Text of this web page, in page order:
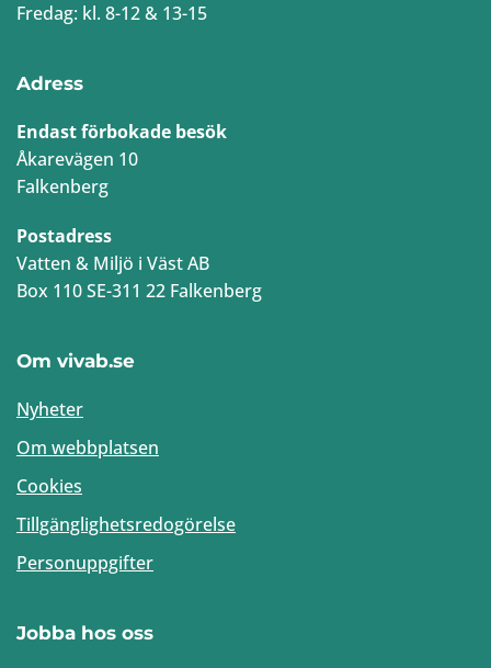
Fredag: kl. 8-12 & 13-15
Adress
Endast förbokade besök
Åkarevägen 10
Falkenberg
Postadress
Vatten & Miljö i Väst AB
Box 110 SE-311 22 Falkenberg
Om vivab.se
Nyheter
Om webbplatsen
Cookies
Tillgänglighetsredogörelse
Personuppgifter
Jobba hos oss